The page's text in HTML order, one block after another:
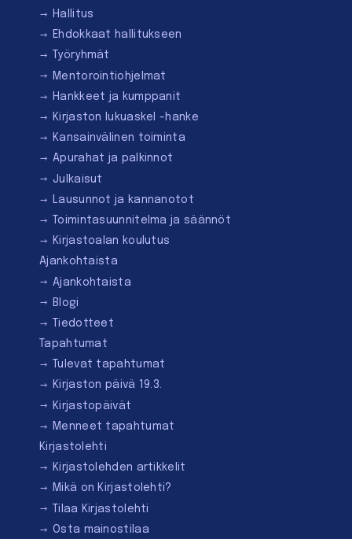
Hallitus
Ehdokkaat hallitukseen
Työryhmät
Mentorointi­ohjelmat
Hankkeet ja kumppanit
Kirjaston lukuaskel -hanke
Kansainvälinen toiminta
Apurahat ja palkinnot
Julkaisut
Lausunnot ja kannanotot
Toimintasuunnitelma ja säännöt
Kirjastoalan koulutus
Ajankohtaista
Ajankohtaista
Blogi
Tiedotteet
Tapahtumat
Tulevat tapahtumat
Kirjaston päivä 19.3.
Kirjastopäivät
Menneet tapahtumat
Kirjastolehti
Kirjastolehden artikkelit
Mikä on Kirjastolehti?
Tilaa Kirjastolehti
Osta mainostilaa